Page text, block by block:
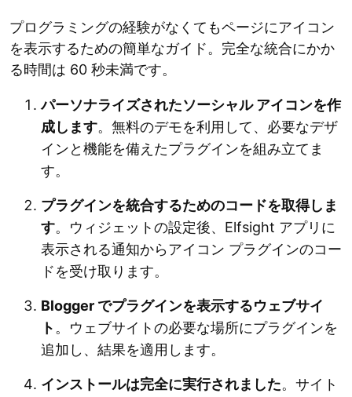
プログラミングの経験がなくてもページにアイコン
を表示するための簡単なガイド。完全な統合にかか
る時間は 60 秒未満です。
パーソナライズされたソーシャル アイコンを作
成します。無料のデモを利用して、必要なデザ
インと機能を備えたプラグインを組み立てま
す。
プラグインを統合するためのコードを取得しま
す。ウィジェットの設定後、Elfsight アプリに
表示される通知からアイコン プラグインのコー
ドを受け取ります。
Blogger でプラグインを表示するウェブサイ
ト 。ウェブサイトの必要な場所にプラグインを
追加し、結果を適用します。
インストールは完全に実行されました。サイト